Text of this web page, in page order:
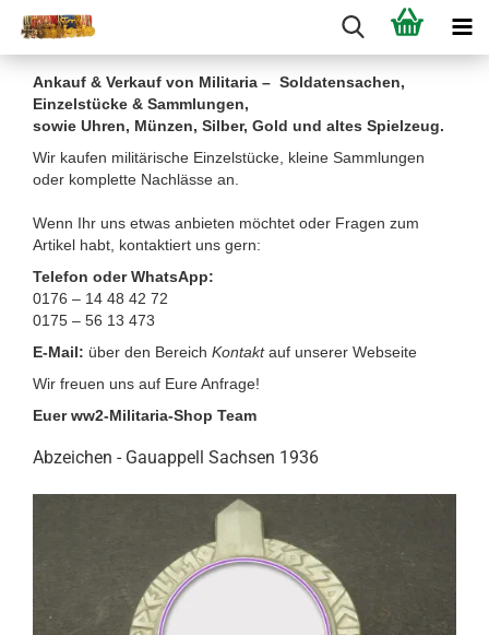
Ankauf & Verkauf von Militaria – Soldatensachen,
Einzelstücke & Sammlungen,
sowie Uhren, Münzen, Silber, Gold und altes Spielzeug.
Wir kaufen militärische Einzelstücke, kleine Sammlungen
oder komplette Nachlässe an.
Wenn Ihr uns etwas anbieten möchtet oder Fragen zum
Artikel habt, kontaktiert uns gern:
Telefon oder WhatsApp:
0176 – 14 48 42 72
0175 – 56 13 473
E-Mail: über den Bereich Kontakt auf unserer Webseite
Wir freuen uns auf Eure Anfrage!
Euer ww2-Militaria-Shop Team
Abzeichen - Gauappell Sachsen 1936